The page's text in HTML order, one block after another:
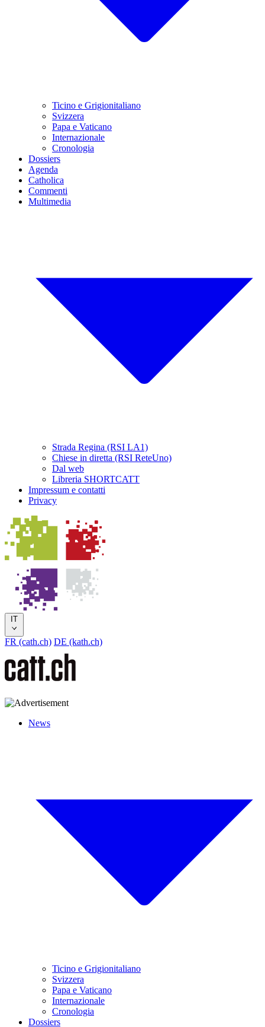
Ticino e Grigionitaliano
Svizzera
Papa e Vaticano
Internazionale
Cronologia
Dossiers
Agenda
Catholica
Commenti
Multimedia
Strada Regina (RSI LA1)
Chiese in diretta (RSI ReteUno)
Dal web
Libreria SHORTCATT
Impressum e contatti
Privacy
IT
FR (cath.ch) DE (kath.ch)
News
Ticino e Grigionitaliano
Svizzera
Papa e Vaticano
Internazionale
Cronologia
Dossiers